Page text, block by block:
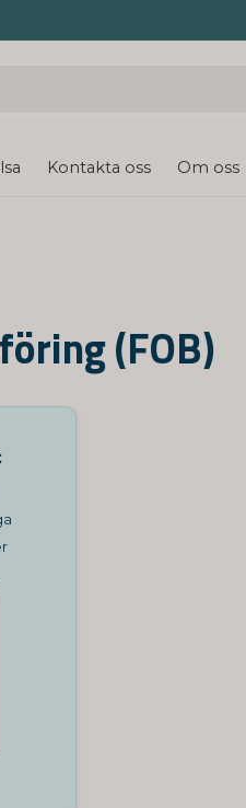
Kontakta oss Om oss
(FOB)